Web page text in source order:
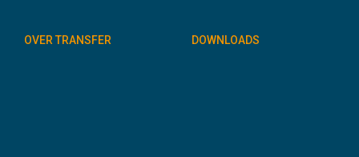
OVER TRANSFER DOWNLOADS